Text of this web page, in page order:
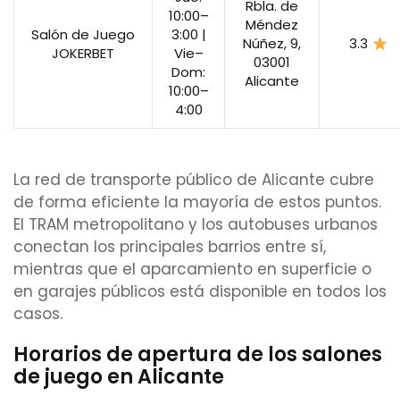
Salón de Juego
JOKERBET
10:00–
3:00 |
Vie–
Dom:
10:00–
4:00
Rbla. de
Méndez
Núñez, 9,
03001
Alicante
3.3
La red de transporte público de Alicante cubre
de forma eficiente la mayoría de estos puntos.
El TRAM metropolitano y los autobuses urbanos
conectan los principales barrios entre sí,
mientras que el aparcamiento en superficie o
en garajes públicos está disponible en todos los
casos.
Horarios de apertura de los salones
de juego en Alicante